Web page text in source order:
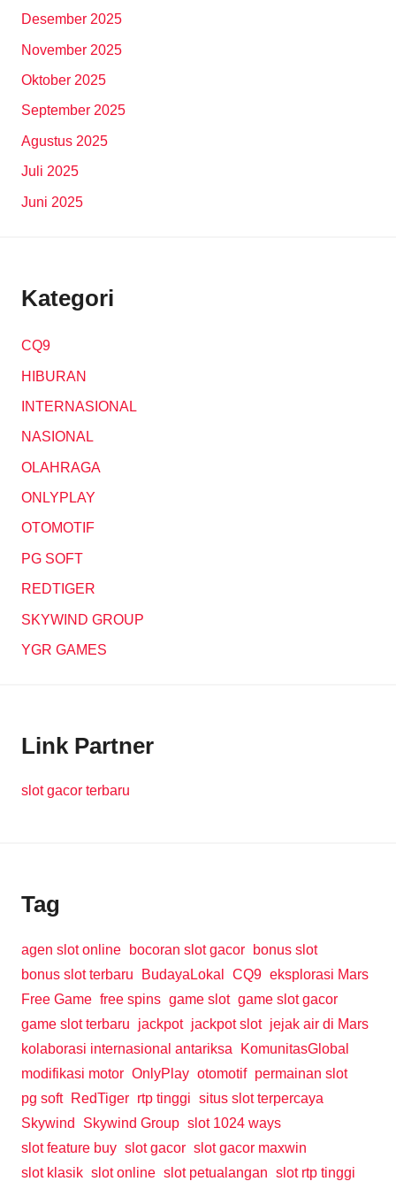
Desember 2025
November 2025
Oktober 2025
September 2025
Agustus 2025
Juli 2025
Juni 2025
Kategori
CQ9
HIBURAN
INTERNASIONAL
NASIONAL
OLAHRAGA
ONLYPLAY
OTOMOTIF
PG SOFT
REDTIGER
SKYWIND GROUP
YGR GAMES
Link Partner
slot gacor terbaru
Tag
agen slot online bocoran slot gacor
bonus slot
bonus slot terbaru
BudayaLokal CQ9 eksplorasi Mars
Free Game free spins game slot game slot gacor
game slot terbaru
jackpot jackpot slot jejak air di Mars
kolaborasi internasional antariksa
KomunitasGlobal
modifikasi motor OnlyPlay otomotif permainan slot
pg soft
RedTiger rtp tinggi situs slot terpercaya
Skywind
Skywind Group slot 1024 ways
slot feature buy slot gacor slot gacor maxwin
slot klasik slot online slot petualangan slot rtp tinggi